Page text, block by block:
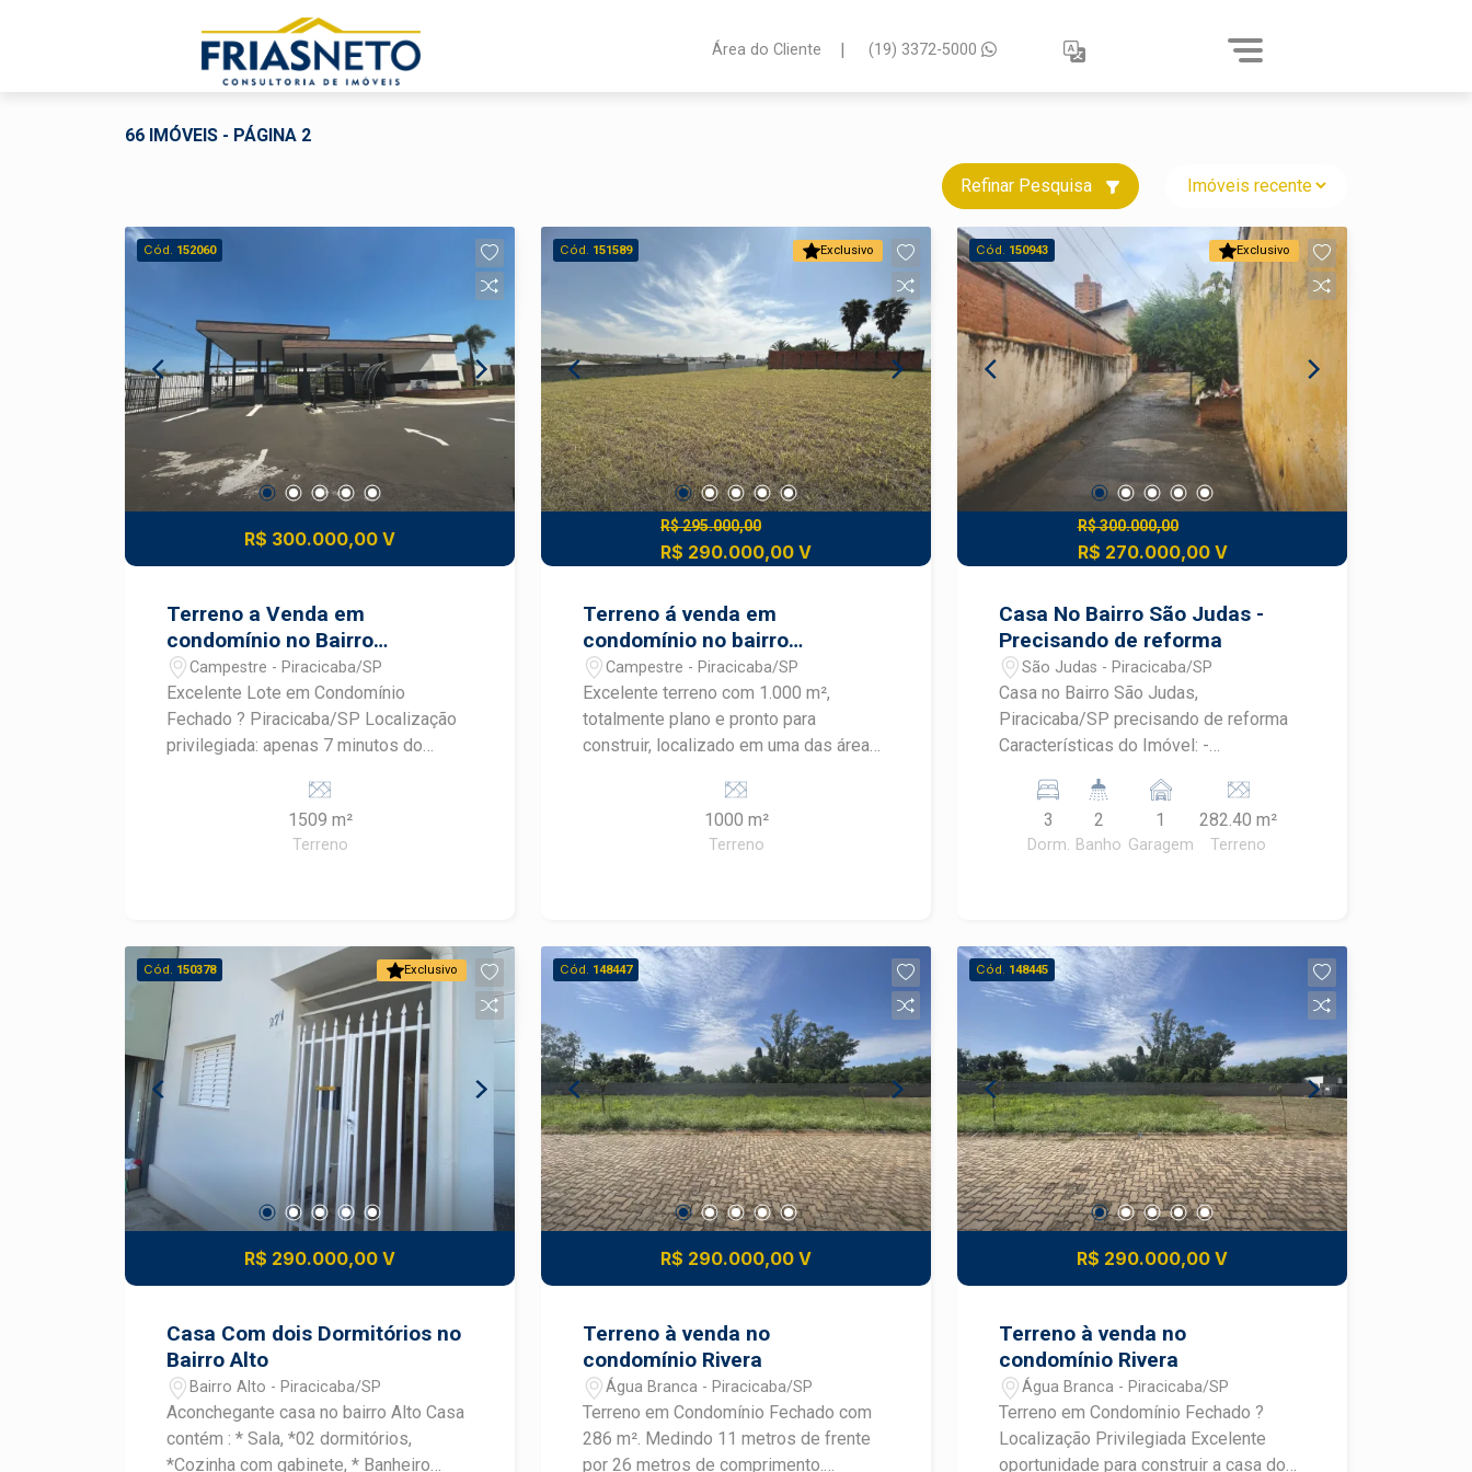
Área do Cliente | (19) 3372-5000
66 IMÓVEIS - PÁGINA 2
Refinar Pesquisa
Cód. 152060
R$ 300.000,00 V
Terreno a Venda em
condomínio no Bairro
Campestre em Piracicaba !!
Campestre - Piracicaba/SP
Excelente Lote em Condomínio
Fechado ? Piracicaba/SP Localização
privilegiada: apenas 7 minutos do
Topografia em aclive, oferecendo
projeto arquitetônico versátil e com
vistas privilegiadas Pronto para
área verde com paisagismo
diferenciado Espaço de lazer completo
Quiosque com churrasqueira
Playground Quadra poliesportiva
Campo de futebol gramado Sistema de
segurança com câmeras speed dome
Portaria e vigilância 24 horas Um lote
exclusivo para quem busca qualidade
de vida, segurança e contato com a
natureza, sem abrir mão da proximidade
com o centro da cidade. Entre em
contato e agende uma visita!
1509 m²
Terreno
Exclusivo
Cód. 151589
R$ 295.000,00
R$ 290.000,00 V
Terreno á venda em
condomínio no bairro
Campestre
Campestre - Piracicaba/SP
Excelente terreno com 1.000 m²,
totalmente plano e pronto para
construir, localizado em uma das áreas
O lote oferece amplo espaço para a
construção de uma residência de alto
padrão, com ótima topografia e
proporcionando conforto, tranquilidade
e qualidade de vida para toda a família.
Destaques: 1.000 m² de área total
Terreno plano Pronto para construir
Localização privilegiada Condomínio
fechado com segurança Excelente
potencial de valorização Agende uma
visita e conheça esta oportunidade de
investir ou construir a casa dos seus
sonhos!
1000 m²
Terreno
Exclusivo
Cód. 150943
R$ 300.000,00
R$ 270.000,00 V
Casa No Bairro São Judas -
Precisando de reforma
São Judas - Piracicaba/SP
Casa no Bairro São Judas,
Piracicaba/SP precisando de reforma
Características do Imóvel: -
reforma - Área Construída: 133,60 m², -
Área do Terreno: 282,40 m², permitindo
uma boa área externa para lazer e
supermercados, e com fácil acesso às
principais vias da cidade.
3
Dorm.
2
Banho
1
Garagem
282.40 m²
Terreno
Exclusivo
Cód. 150378
R$ 290.000,00 V
Casa Com dois Dormitórios no
Bairro Alto
Bairro Alto - Piracicaba/SP
Aconchegante casa no bairro Alto Casa
contém : * Sala, *02 dormitórios,
*Cozinha com gabinete, * Banheiro
Cód. 148447
R$ 290.000,00 V
Terreno à venda no
condomínio Rivera
Água Branca - Piracicaba/SP
Terreno em Condomínio Fechado com
286 m². Medindo 11 metros de frente
por 26 metros de comprimento.
Cód. 148445
R$ 290.000,00 V
Terreno à venda no
condomínio Rivera
Água Branca - Piracicaba/SP
Terreno em Condomínio Fechado ?
Localização Privilegiada Excelente
oportunidade para construir a casa dos